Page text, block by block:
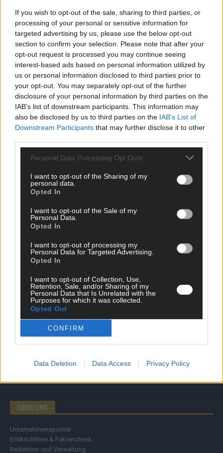
If you wish to opt-out of the sale, sharing to third parties, or
processing of your personal or sensitive information for
targeted advertising by us, please use the below opt-out
section to confirm your selection. Please note that after your
opt-out request is processed you may continue seeing
interest-based ads based on personal information utilized by
us or personal information disclosed to third parties prior to
your opt-out. You may separately opt-out of the further
disclosure of your personal information by third parties on the
IAB’s list of downstream participants. This information may
also be disclosed by us to third parties on the IAB’s List of
Downstream Participants that may further disclose it to other
Personal Data Processing Opt Outs
I want to opt-out of the Sharing of my
personal data.
Opted In
I want to opt-out of the Sale of my
Personal Data.
Opted In
I want to opt-out of processing my
Personal Data for Targeted Advertising.
Opted In
I want to opt-out of Collection, Use,
Retention, Sale, and/or Sharing of my
Personal Data that Is Unrelated with the
Purposes for which it was collected.
Opted Out
CONFIRM
Data Deletion Data Access Privacy Policy
ANZEIGE
Nachrichten
Wirtschaft
Ratgeber
Wissen
Kommentar
Streams & Storys
FLASH – DAS VIDEOPORTAL
ÜBER UNS
Unternehmensporträt
Ehtikrichtlinie & Faktencheck
Redaktion und Verwaltung